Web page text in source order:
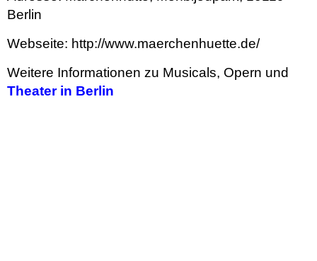
Berlin
Webseite: http://www.maerchenhuette.de/
Weitere Informationen zu Musicals, Opern und
Theater in Berlin